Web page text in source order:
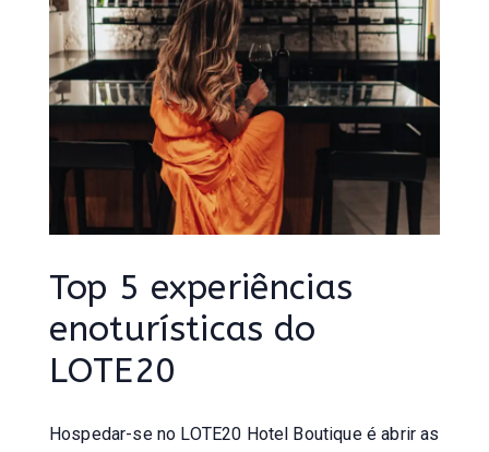
Top 5 experiências
enoturísticas do
LOTE20
Hospedar-se no LOTE20 Hotel Boutique é abrir as